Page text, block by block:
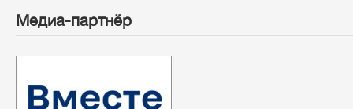
Медиа-партнёр